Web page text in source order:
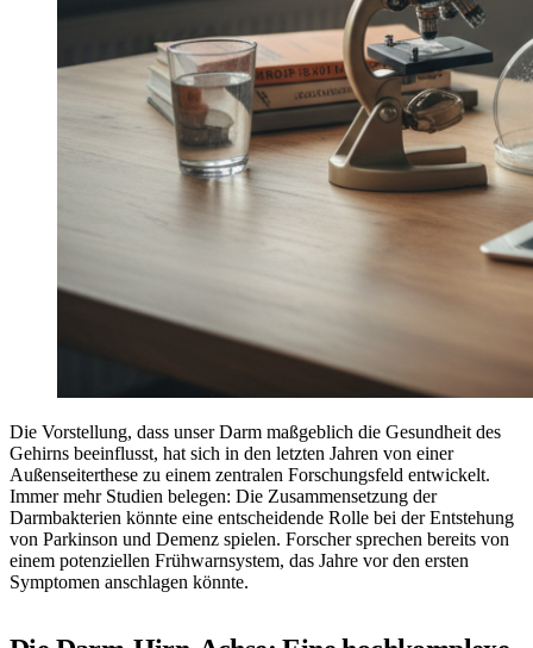
Die Vorstellung, dass unser Darm maßgeblich die Gesundheit des
Gehirns beeinflusst, hat sich in den letzten Jahren von einer
Außenseiterthese zu einem zentralen Forschungsfeld entwickelt.
Immer mehr Studien belegen: Die Zusammensetzung der
Darmbakterien könnte eine entscheidende Rolle bei der Entstehung
von Parkinson und Demenz spielen. Forscher sprechen bereits von
einem potenziellen Frühwarnsystem, das Jahre vor den ersten
Symptomen anschlagen könnte.